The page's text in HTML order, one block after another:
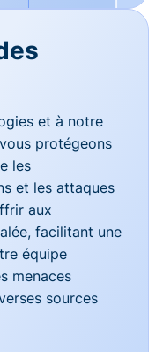
et à notre
protégeons
les
et les attaques
aux
facilitant une
équipe
menaces
sources